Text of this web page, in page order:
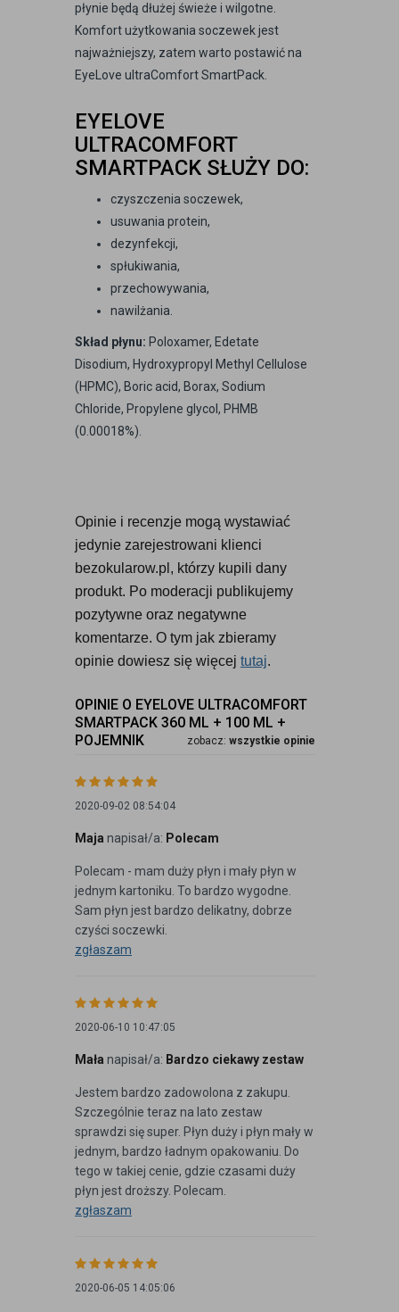
płynie będą dłużej świeże i wilgotne.
Komfort użytkowania soczewek jest
najważniejszy, zatem warto postawić na
EyeLove ultraComfort SmartPack.
EYELOVE
ULTRACOMFORT
SMARTPACK SŁUŻY DO:
czyszczenia soczewek,
usuwania protein,
dezynfekcji,
spłukiwania,
przechowywania,
nawilżania.
Skład płynu: Poloxamer, Edetate
Disodium, Hydroxypropyl Methyl Cellulose
(HPMC), Boric acid, Borax, Sodium
Chloride, Propylene glycol, PHMB
(0.00018%).
Opinie i recenzje mogą wystawiać
jedynie zarejestrowani klienci
bezokularow.pl, którzy kupili dany
produkt. Po moderacji publikujemy
pozytywne oraz negatywne
komentarze. O tym jak zbieramy
opinie dowiesz się więcej tutaj.
OPINIE O EYELOVE ULTRACOMFORT
SMARTPACK 360 ML + 100 ML +
POJEMNIK
zobacz: wszystkie opinie
2020-09-02 08:54:04
Maja napisał/a: Polecam
Polecam - mam duży płyn i mały płyn w
jednym kartoniku. To bardzo wygodne.
Sam płyn jest bardzo delikatny, dobrze
czyści soczewki.
zgłaszam
2020-06-10 10:47:05
Mała napisał/a: Bardzo ciekawy zestaw
Jestem bardzo zadowolona z zakupu.
Szczególnie teraz na lato zestaw
sprawdzi się super. Płyn duży i płyn mały w
jednym, bardzo ładnym opakowaniu. Do
tego w takiej cenie, gdzie czasami duży
płyn jest droższy. Polecam.
zgłaszam
2020-06-05 14:05:06